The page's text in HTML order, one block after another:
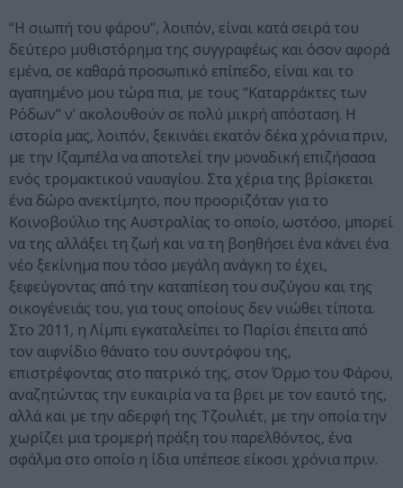
“Η σιωπή του φάρου”, λοιπόν, είναι κατά σειρά του
δεύτερο μυθιστόρημα της συγγραφέως και όσον αφορά
εμένα, σε καθαρά προσωπικό επίπεδο, είναι και το
αγαπημένο μου τώρα πια, με τους “Καταρράκτες των
Ρόδων” ν’ ακολουθούν σε πολύ μικρή απόσταση. Η
ιστορία μας, λοιπόν, ξεκινάει εκατόν δέκα χρόνια πριν,
με την Ιζαμπέλα να αποτελεί την μοναδική επιζήσασα
ενός τρομακτικού ναυαγίου. Στα χέρια της βρίσκεται
ένα δώρο ανεκτίμητο, που προοριζόταν για το
Κοινοβούλιο της Αυστραλίας το οποίο, ωστόσο, μπορεί
να της αλλάξει τη ζωή και να τη βοηθήσει ένα κάνει ένα
νέο ξεκίνημα που τόσο μεγάλη ανάγκη το έχει,
ξεφεύγοντας από την καταπίεση του συζύγου και της
οικογένειάς του, για τους οποίους δεν νιώθει τίποτα.
Στο 2011, η Λίμπι εγκαταλείπει το Παρίσι έπειτα από
τον αιφνίδιο θάνατο του συντρόφου της,
επιστρέφοντας στο πατρικό της, στον Όρμο του Φάρου,
αναζητώντας την ευκαιρία να τα βρει με τον εαυτό της,
αλλά και με την αδερφή της Τζουλιέτ, με την οποία την
χωρίζει μια τρομερή πράξη του παρελθόντος, ένα
σφάλμα στο οποίο η ίδια υπέπεσε είκοσι χρόνια πριν.